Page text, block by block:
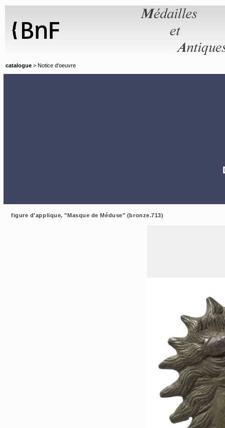
catalogue > Notice d'oeuvre
figure d'applique, "Masque de Méduse" (bronze.713)